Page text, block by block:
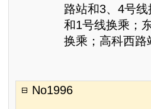
路站和3、4号
和1号线换乘；
换乘；高科西路
No1996